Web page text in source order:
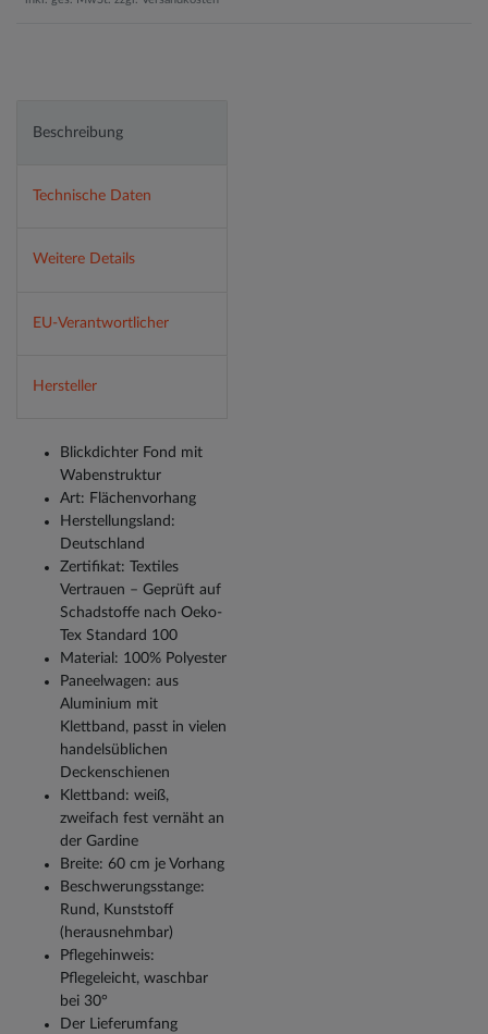
Beschreibung
Technische Daten
Weitere Details
EU-Verantwortlicher
Hersteller
Blickdichter Fond mit
Wabenstruktur
Art: Flächenvorhang
Herstellungsland:
Deutschland
Zertifikat: Textiles
Vertrauen – Geprüft auf
Schadstoffe nach Oeko-
Tex Standard 100
Material: 100% Polyester
Paneelwagen: aus
Aluminium mit
Klettband, passt in vielen
handelsüblichen
Deckenschienen
Klettband: weiß,
zweifach fest vernäht an
der Gardine
Breite: 60 cm je Vorhang
Beschwerungsstange:
Rund, Kunststoff
(herausnehmbar)
Pflegehinweis:
Pflegeleicht, waschbar
bei 30°
Der Lieferumfang